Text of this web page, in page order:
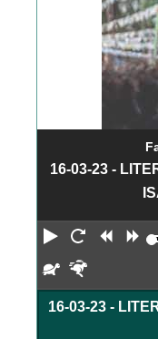
16-03-23 -
Reproduzir
Reiniciar
Devagar
16-03-23 -